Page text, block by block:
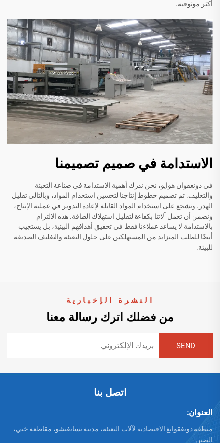
أكثر موثوقية.
الاستدامة في صميم تصميمنا
في دونغقوان هوايو، نحن ندرك أهمية الاستدامة في صناعة التعبئة
والتغليف. تم تصميم خطوط إنتاجنا لتحسين استخدام المواد، وبالتالي تقليل
الهدر. ونشجع على استخدام المواد القابلة لإعادة التدوير في عملية الإنتاج،
ونضمن أن تعمل آلاتنا بكفاءة لتقليل استهلاك الطاقة. هذه الالتزام
بالاستدامة لا يساعد عملاءنا فقط في تحقيق أهدافهم البيئية، بل يستجيب
أيضًا للطلب المتزايد من المستهلكين على حلول التعبئة والتغليف الصديقة
للبيئة.
النشرة الإخبارية
من فضلك اترك رسالة معنا
اتصل بنا
العنوان:
منطقة دونغقوانغ الاقتصادية لآلات التعبئة، مدينة تسانغتشو، مقاطعة خبي،
الصين